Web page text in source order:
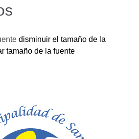
disminuir el tamaño de la
tamaño de la fuente